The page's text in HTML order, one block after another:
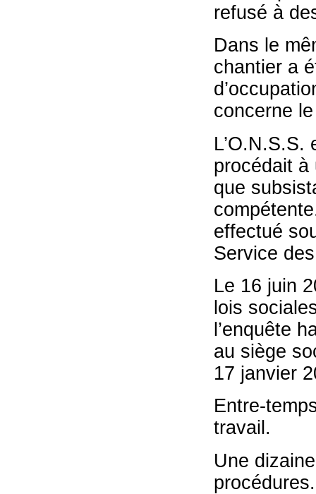
refusé à
Dans le
chantier a
concerne
procédait à
que
effectué
Service
Le 16 juin
lois
l’enquête
au siège
17 janvier
Entre-
travail.
Une
procédures.